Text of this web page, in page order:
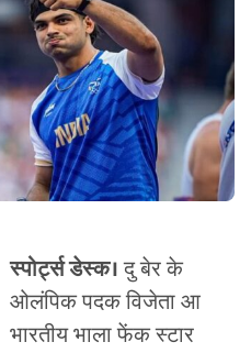
स्पोर्ट्स डेस्क।दु बेर के
ओलंपिक पदक विजेता आ
भारतीय भाला फेंक स्टार